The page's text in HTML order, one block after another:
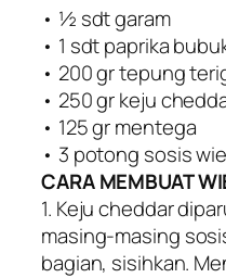
• ½ sdt garam
• 1 sdt paprika
• 200 gr tepung
• 250 gr keju
• 125 gr mentega
• 3 potong sosis
CARA MEMBUAT
1. Keju cheddar
masing-masing
bagian, sisihkan.